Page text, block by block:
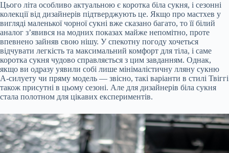
Цього літа особливо актуальною є коротка біла сукня, і сезонні
колекції від дизайнерів підтверджують це. Якщо про мастхев у
вигляді маленької чорної сукні вже сказано багато, то її білий
аналог з’явився на модних показах майже непомітно, проте
впевнено зайняв свою нішу. У спекотну погоду хочеться
відчувати легкість та максимальний комфорт для тіла, і саме
коротка сукня чудово справляється з цим завданням. Однак,
якщо ви одразу уявили собі лише мінімалістичну лляну сукню
А-силуету чи пряму модель — звісно, такі варіанти в стилі Твіггі
також присутні в цьому сезоні. Але для дизайнерів біла сукня
стала полотном для цікавих експериментів.